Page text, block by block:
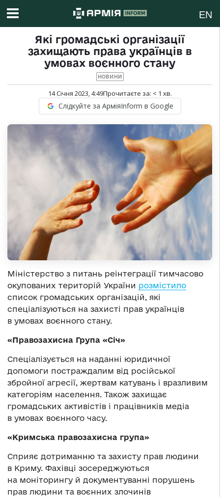
EN
Які громадські організації
захищають права українців в
умовах воєнного стану
НОВИНИ
14 Січня 2023, 4:49Прочитаєте за: < 1 хв.
Слідкуйте за АрміяInform в Google
Міністерство з питань реінтеграції тимчасово
окупованих територій України розмістило
список громадських організацій, які
спеціалізуються на захисті прав українців
в умовах воєнного стану.
«Правозахисна Група «Січ»
Спеціалізується на наданні юридичної
допомоги постраждалим від російської
збройної агресії, жертвам катувань і вразливим
категоріям населення. Також захищає
громадських активістів і працівників медіа
в умовах воєнного часу.
«Кримська правозахисна група»
Сприяє дотриманню та захисту прав людини
в Криму. Фахівці зосереджуються
на моніторингу й документуванні порушень
прав людини та воєнних злочинів